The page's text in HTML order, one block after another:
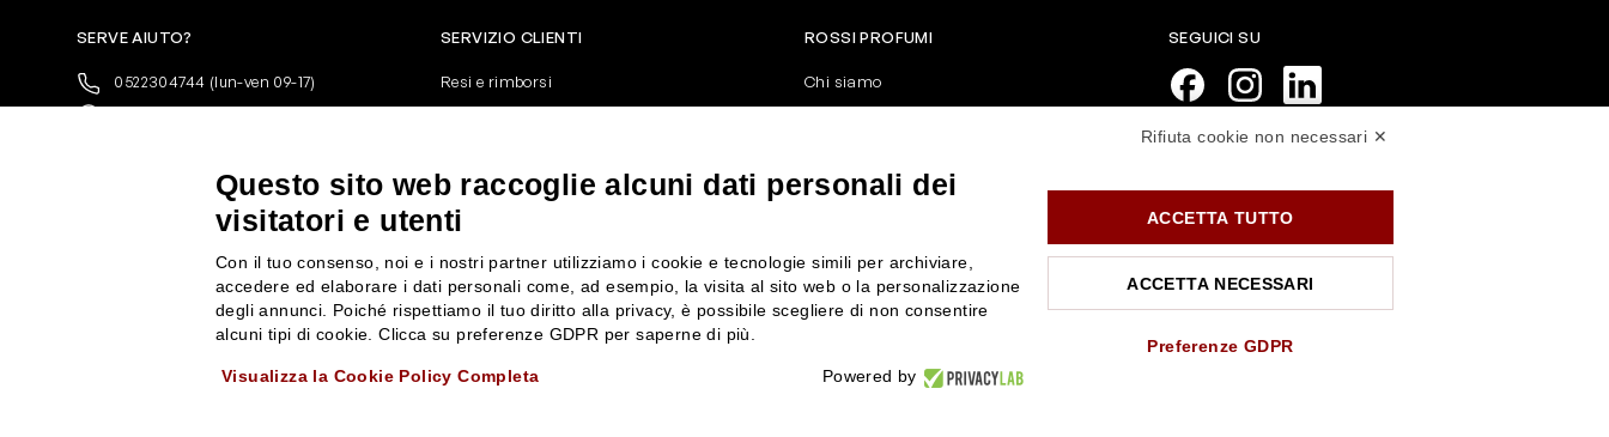
SERVE AIUTO?
0522304744 (lun-ven 09-17)
+39 3346440838
SEGUICI SU
SERVIZIO CLIENTI
Resi e rimborsi
Pagamenti
Condizioni generali di vendita
Privacy Policy
Cookies
ROSSI PROFUMI
Chi siamo
Contattaci
Attiva la Rossi Card
Lavora con noi
Segnalazione (Whistleblowing)
10% di Sconto sul primo ordine! *
Iscriviti alla newsletter e rimani
aggiornato con le novità e le promozioni
Rossi Profumi.
*Il Buono non si applica su Articoli in
Promozione
Rifiuta cookie non necessari ✕
Questo sito web raccoglie alcuni dati personali dei
visitatori e utenti
Con il tuo consenso, noi e i nostri partner utilizziamo i cookie e tecnologie simili per archiviare,
accedere ed elaborare i dati personali come, ad esempio, la visita al sito web o la personalizzazione
degli annunci. Poiché rispettiamo il tuo diritto alla privacy, è possibile scegliere di non consentire
alcuni tipi di cookie. Clicca su preferenze GDPR per saperne di più.
Visualizza la Cookie Policy Completa Powered by
ACCETTA TUTTO
ACCETTA NECESSARI
Preferenze GDPR